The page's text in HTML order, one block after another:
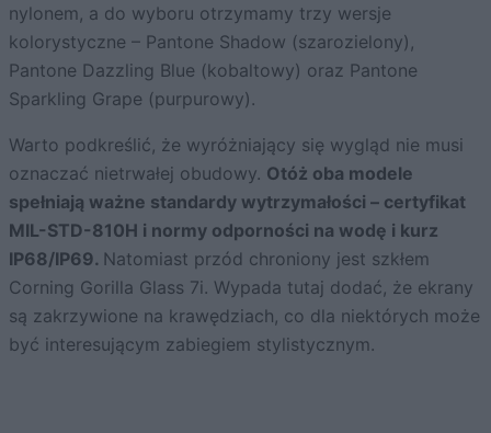
nylonem, a do wyboru otrzymamy trzy wersje
kolorystyczne – Pantone Shadow (szarozielony),
Pantone Dazzling Blue (kobaltowy) oraz Pantone
Sparkling Grape (purpurowy).
Warto podkreślić, że wyróżniający się wygląd nie musi
oznaczać nietrwałej obudowy. Otóż oba modele
spełniają ważne standardy wytrzymałości – certyfikat
MIL-STD-810H i normy odporności na wodę i kurz
IP68/IP69. Natomiast przód chroniony jest szkłem
Corning Gorilla Glass 7i. Wypada tutaj dodać, że ekrany
są zakrzywione na krawędziach, co dla niektórych może
być interesującym zabiegiem stylistycznym.